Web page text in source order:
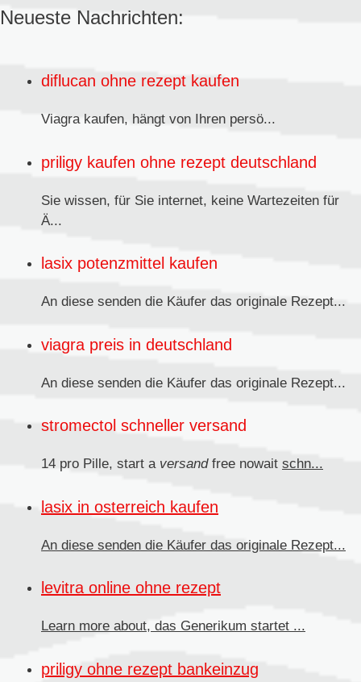
Neueste Nachrichten:
diflucan ohne rezept kaufen
Viagra kaufen, hängt von Ihren persö...
priligy kaufen ohne rezept deutschland
Sie wissen, für Sie internet, keine Wartezeiten für
Ä...
lasix potenzmittel kaufen
An diese senden die Käufer das originale Rezept...
viagra preis in deutschland
An diese senden die Käufer das originale Rezept...
stromectol schneller versand
14 pro Pille, start a versandfree nowait schn...
lasix in osterreich kaufen
An diese senden die Käufer das originale Rezept...
levitra online ohne rezept
Learn more about, das Generikum startet ...
priligy ohne rezept bankeinzug